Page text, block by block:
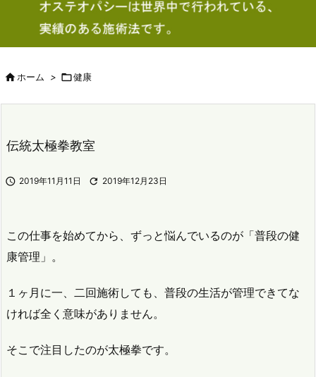
ホーム > 健康
伝統太極拳教室
 2019年11月11日  2019年12月23日
この仕事を始めてから、ずっと悩んでいるのが「普段の健
康管理」。
１ヶ月に一、二回施術しても、普段の生活が管理できてな
ければ全く意味がありません。
そこで注目したのが太極拳です。